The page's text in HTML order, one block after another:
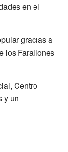
en el
gracias a
los Farallones
Centro
y un